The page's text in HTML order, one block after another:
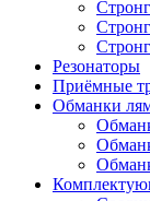
Резонаторы
Приёмные
Обманки